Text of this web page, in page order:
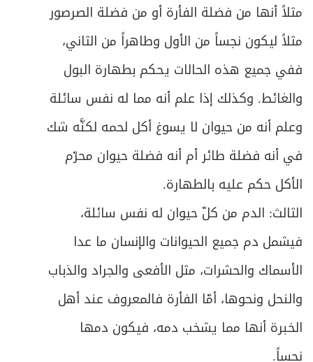
مثلاً أنها من فضلة الفأرة أو من فضلة الصرصور
مثلاً ليكون نجساً من الأول وطاهراً من الثاني،
ففي جميع هذه الحالات يحكم بطهارة البول
والغائط. وكذلك إذا علم أنه مما له نفس سائلة
وعلم أنه من حيوان لا يسوغ أكل لحمه لكنَّه شك
في أنه فضلة طائر أم أنه فضلة حيوان محرّم
الأكل حكم عليه بالطهارة.
الثالث: الدم من كلّ حيوان له نفس سائلة،
فيشمل دم جميع الحيوانات والإنسان ما عدا
الأسماك والحشرات، مثل الأفعى والجراد والذباب
والنحل ونحوها، أمّا الفأرة فالمعروف عند أهل
الخبرة أنها مما يشخب دمه، فيكون دمها
نجساً.
ص
157 المبحث الرابع ـ في الاستحاضة
165
المبحث الخامس ـ في تروك الحائض والنفساء
والمستحاضة
ص 169 المقصد الثاني: في كيفيّة الغسل
179 الفصل الرابع: في أحكام الأموات
ص
181 ما يفعل عند ظهور إمارات الموت والاحتضار
ص
189 المبحث الأول ـ في تغسيل الميت
196 المبحث الثاني ـ في التحنيط
ص
197 المبحث الثالث ـ في تكفين الميت
200